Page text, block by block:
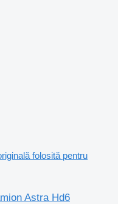
folosită pentru
Astra Hd6